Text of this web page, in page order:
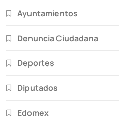
Ayuntamientos
Denuncia Ciudadana
Deportes
Diputados
Edomex